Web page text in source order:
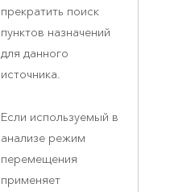
прекратить поиск
пунктов назначений
для данного
источника.
Если используемый в
анализе режим
перемещения
применяет